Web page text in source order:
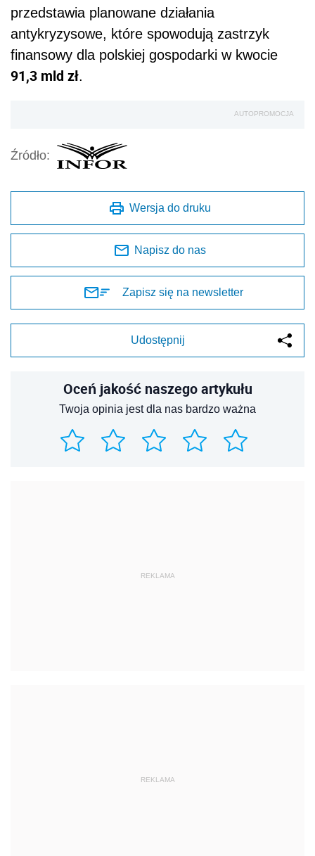
przedstawia planowane działania
antykryzysowe, które spowodują zastrzyk
finansowy dla polskiej gospodarki w kwocie
91,3 mld zł.
AUTOPROMOCJA
Źródło:
Wersja do druku
Napisz do nas
Zapisz się na newsletter
Udostępnij
Oceń jakość naszego artykułu
Twoja opinia jest dla nas bardzo ważna
REKLAMA
REKLAMA